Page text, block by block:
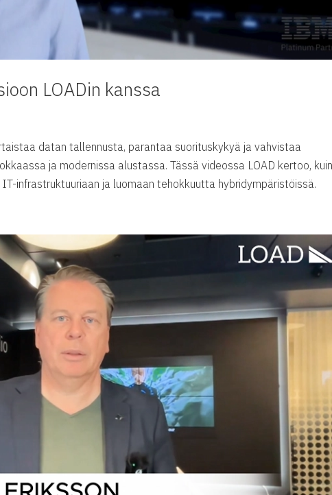
LOADin kanssa
datan tallennusta, parantaa suorituskykyä ja vahvistaa
ja modernissa alustassa. Tässä videossa LOAD kertoo,
infrastruktuuriaan ja luomaan tehokkuutta hybridympäristöissä.